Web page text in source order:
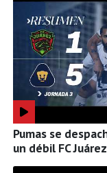
Pumas se
un débil FC Juárez